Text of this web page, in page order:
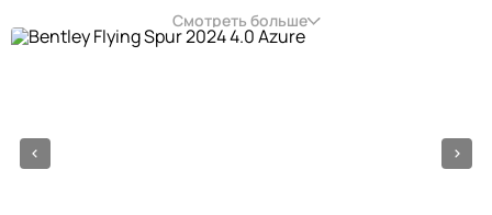
Смотреть больше